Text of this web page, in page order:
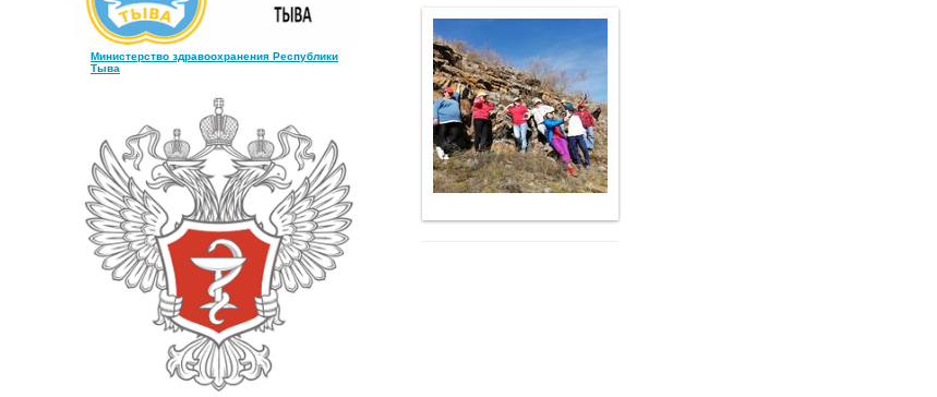
Министерство здравоохранения Республики
Тыва